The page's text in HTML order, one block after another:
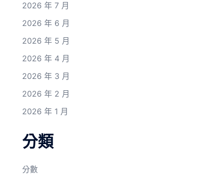
2026 年 7 月
2026 年 6 月
2026 年 5 月
2026 年 4 月
2026 年 3 月
2026 年 2 月
2026 年 1 月
分類
分數